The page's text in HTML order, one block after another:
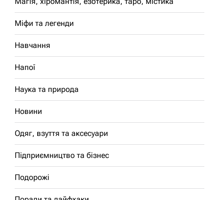
Міфи та легенди
Навчання
Напої
Наука та природа
Новини
Одяг, взуття та аксесуари
Підприємництво та бізнес
Подорожі